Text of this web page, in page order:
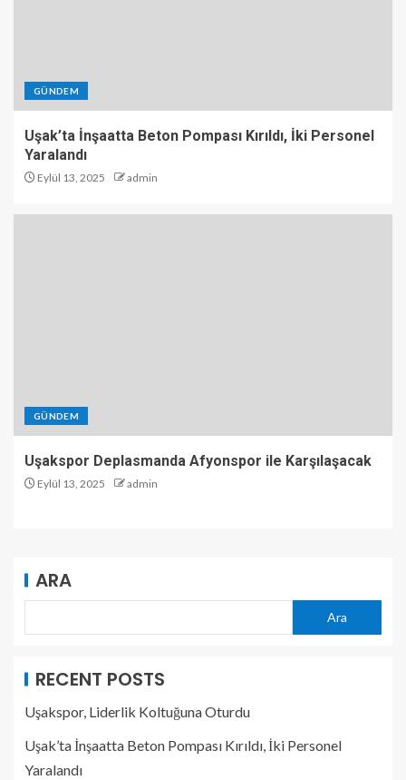
GÜNDEM
Uşak’ta İnşaatta Beton Pompası Kırıldı, İki Personel
Yaralandı
Eylül 13, 2025 admin
GÜNDEM
Uşakspor Deplasmanda Afyonspor ile Karşılaşacak
Eylül 13, 2025 admin
ARA
Ara
RECENT POSTS
Uşakspor, Liderlik Koltuğuna Oturdu
Uşak’ta İnşaatta Beton Pompası Kırıldı, İki Personel
Yaralandı